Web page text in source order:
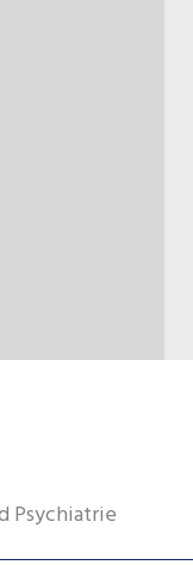
Psychiatrie